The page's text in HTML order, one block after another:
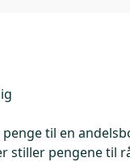
til en
stiller pengene til